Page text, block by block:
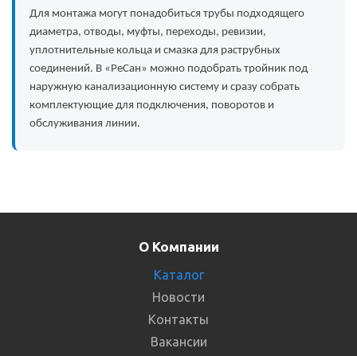
Для монтажа могут понадобиться трубы подходящего
диаметра, отводы, муфты, переходы, ревизии,
уплотнительные кольца и смазка для раструбных
соединений. В «РеСан» можно подобрать тройник под
наружную канализационную систему и сразу собрать
комплектующие для подключения, поворотов и
обслуживания линии.
О Компании
Каталог
Новости
Контакты
Вакансии